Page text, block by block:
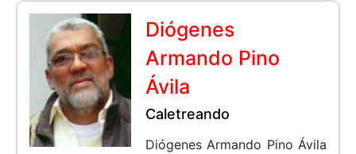
Diógenes
Armando Pino
Ávila
Caletreando
Diógenes Armando Pino Ávila